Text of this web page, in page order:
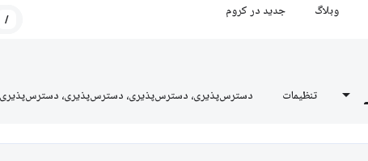
وبلاگ جدید در کروم
/
تنظیمات دسترس‌پذیری، دسترس‌پذیری، دسترس‌پذیری، دسترس‌پذیری